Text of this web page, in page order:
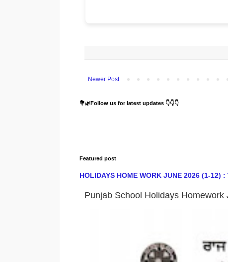
Newer Post
💐🌿Follow us for latest updates 👇👇👇
Featured post
HOLIDAYS HOME WORK JUNE 2026 (1-
Punjab School Holidays